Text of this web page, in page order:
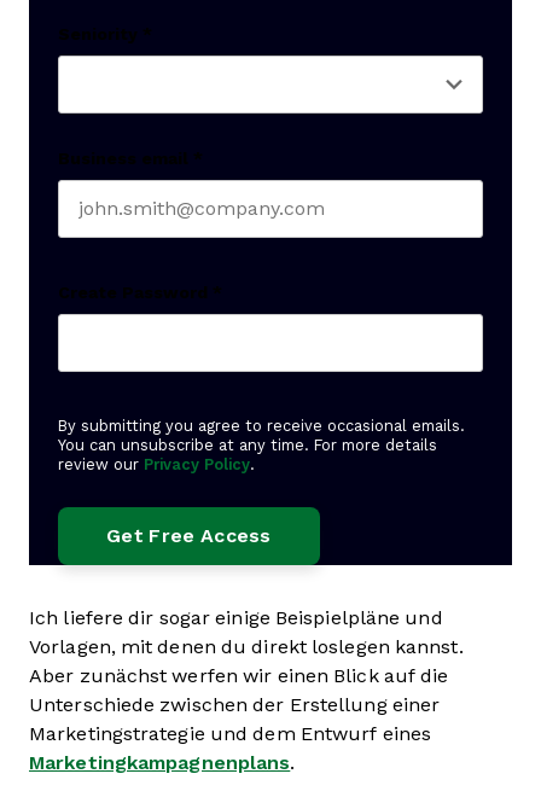
Seniority *
Business email *
Create Password *
By submitting you agree to receive occasional emails.
You can unsubscribe at any time. For more details
review our Privacy Policy.
Ich liefere dir sogar einige Beispielpläne und
Vorlagen, mit denen du direkt loslegen kannst.
Aber zunächst werfen wir einen Blick auf die
Unterschiede zwischen der Erstellung einer
Marketingstrategie und dem Entwurf eines
Marketingkampagnenplans.